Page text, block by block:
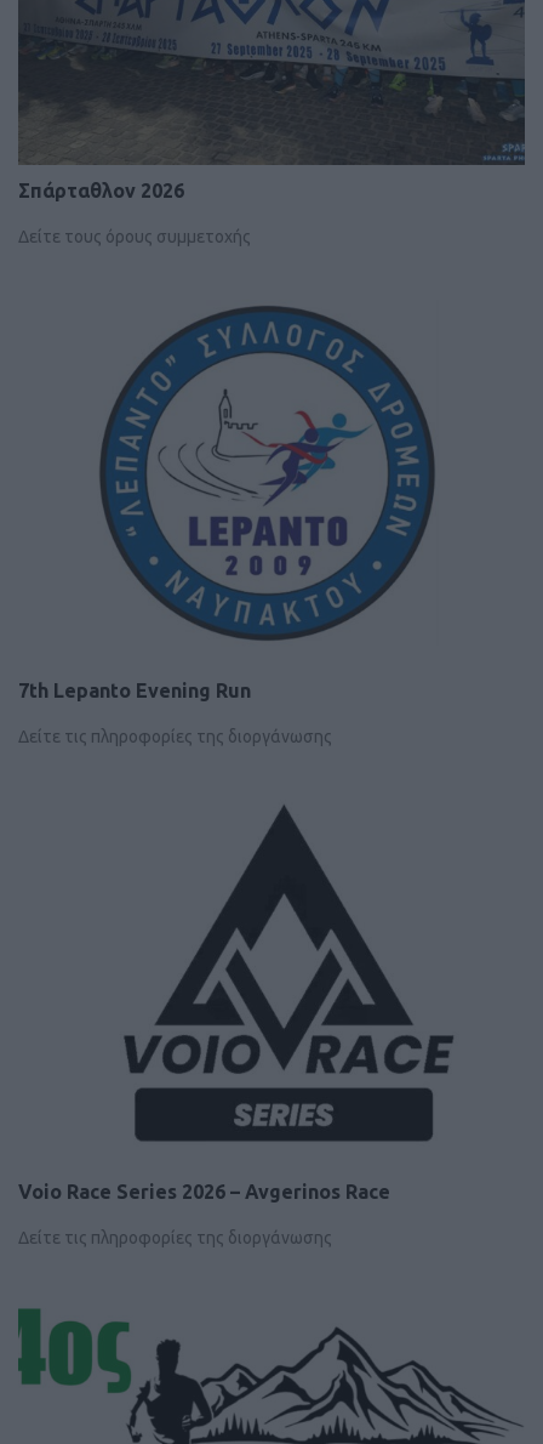
Σπάρταθλον 2026
Δείτε τους όρους συμμετοχής
7th Lepanto Evening Run
Δείτε τις πληροφορίες της διοργάνωσης
Voio Race Series 2026 – Avgerinos Race
Δείτε τις πληροφορίες της διοργάνωσης